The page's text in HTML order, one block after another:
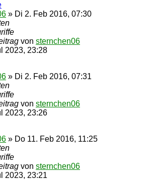
» Di 2. Feb 2016, 07:30
von sternchen06
2023, 23:28
» Di 2. Feb 2016, 07:31
von sternchen06
2023, 23:26
» Do 11. Feb 2016, 11:25
von sternchen06
2023, 23:21